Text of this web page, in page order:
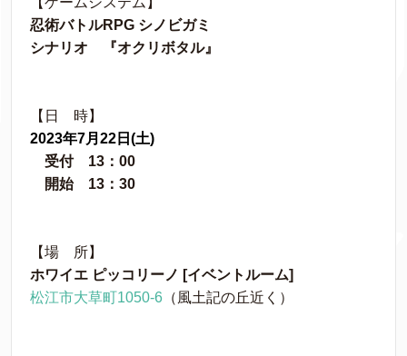
忍術バトルRPG シノビガミ
シナリオ 『オクリボタル』
【日 時】
2023年7月22日(土)
受付 13：00
開始 13：30
【場 所】
ホワイエ ピッコリーノ [イベントルーム]
松江市大草町1050-6 （風土記の丘近く）